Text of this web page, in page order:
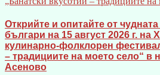
Открийте и опитайте от
българи на 15 август 2026 г. на
кулинарно-фолклорен
– традициите на моето село“ в
Асеново